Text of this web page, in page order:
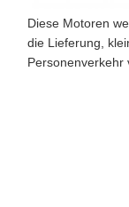
Diese Motoren
die Lieferung,
Personenverkehr